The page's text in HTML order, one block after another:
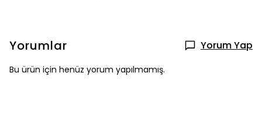
Yorumlar Yorum Yap
Bu ürün için henüz yorum yapılmamış.